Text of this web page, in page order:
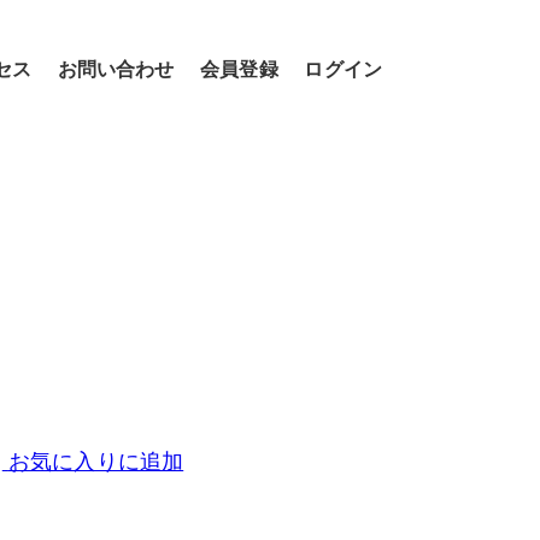
ス お問い合わせ 会員登録 ログイン
お気に入りに追加